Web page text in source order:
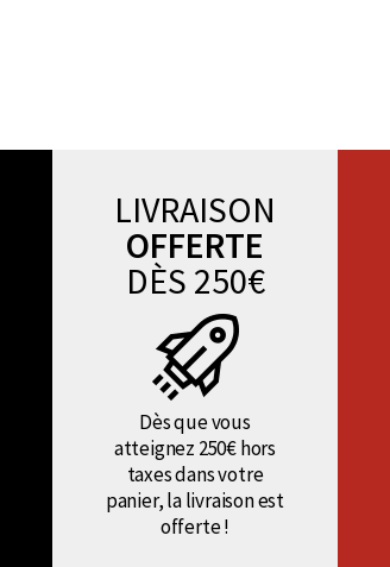
LIVRAISON
OFFERTE
DÈS 250€
Dès que vous
atteignez 250€ hors
taxes dans votre
panier, la livraison est
offerte !